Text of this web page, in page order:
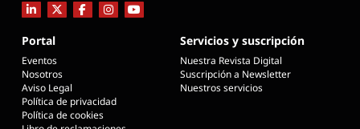
Portal
Eventos
Nosotros
Aviso Legal
Política de privacidad
Política de cookies
Servicios y suscripción
Nuestra Revista Digital
Suscripción a Newsletter
Nuestros servicios